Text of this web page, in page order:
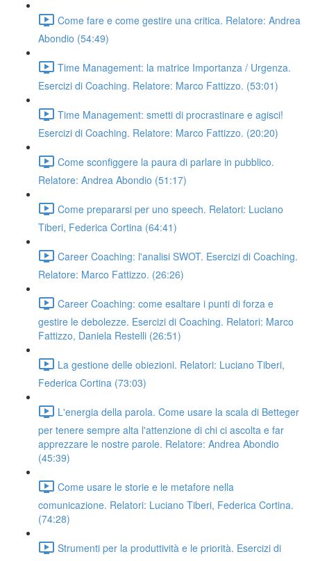
Come fare e come gestire una critica. Relatore: Andrea
Abondio (54:49)
Time Management: la matrice Importanza / Urgenza.
Esercizi di Coaching. Relatore: Marco Fattizzo. (53:01)
Time Management: smetti di procrastinare e agisci!
Esercizi di Coaching. Relatore: Marco Fattizzo. (20:20)
Come sconfiggere la paura di parlare in pubblico.
Relatore: Andrea Abondio (51:17)
Come prepararsi per uno speech. Relatori: Luciano
Tiberi, Federica Cortina (64:41)
Career Coaching: l'analisi SWOT. Esercizi di Coaching.
Relatore: Marco Fattizzo. (26:26)
Career Coaching: come esaltare i punti di forza e
gestire le debolezze. Esercizi di Coaching. Relatori: Marco
Fattizzo, Daniela Restelli (26:51)
La gestione delle obiezioni. Relatori: Luciano Tiberi,
Federica Cortina (73:03)
L'energia della parola. Come usare la scala di Betteger
per tenere sempre alta l'attenzione di chi ci ascolta e far
apprezzare le nostre parole. Relatore: Andrea Abondio
(45:39)
Come usare le storie e le metafore nella
comunicazione. Relatori: Luciano Tiberi, Federica Cortina.
(74:28)
Strumenti per la produttività e le priorità. Esercizi di